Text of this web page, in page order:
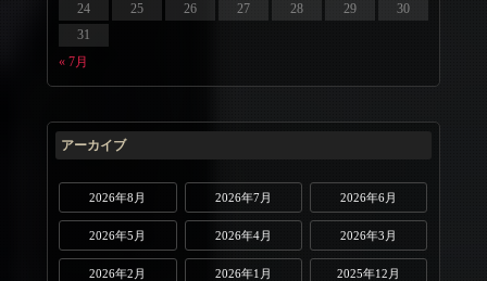
« 7月
24
25 26 27 28 29
30
31
アーカイブ
2026年8月 2026年7月 2026年6月
2026年5月 2026年4月 2026年3月
2026年2月 2026年1月 2025年12月